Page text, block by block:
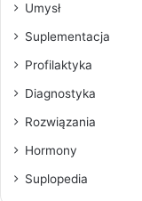
Umysł
Suplementacja
Profilaktyka
Diagnostyka
Rozwiązania
Hormony
Suplopedia